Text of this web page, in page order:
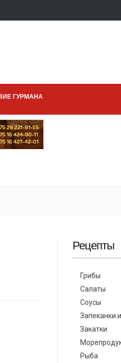
ГУРМАНА
Рецепты
Грибы
Салаты
Соусы
Запеканки
Закатки
Рыба